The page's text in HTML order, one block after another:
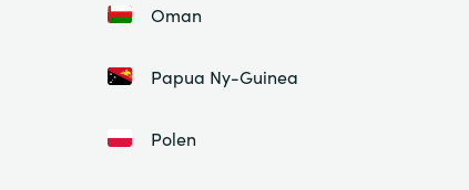
Oman
Papua Ny-Guinea
Polen